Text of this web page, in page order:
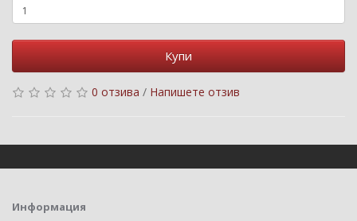
Купи
0 отзива / Напишете отзив
Информация